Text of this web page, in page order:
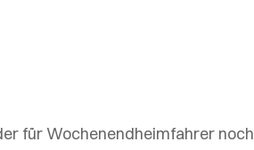
für Wochenendheimfahrer noch